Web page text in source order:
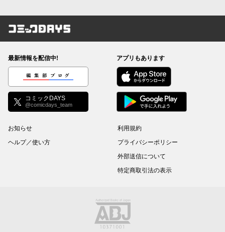
コミックDAYS
最新情報を配信中!
編集部ブログ
コミックDAYS
@comicdays_team
アプリもあります
お知らせ
ヘルプ／使い方
利用規約
プライバシーポリシー
外部送信について
特定商取引法の表示